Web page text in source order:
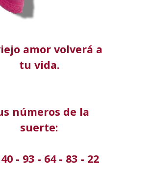
amor volverá a
tu vida.
números de la
suerte:
- 93 - 64 - 83 - 22